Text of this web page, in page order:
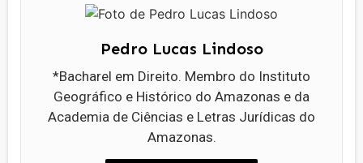
Pedro Lucas Lindoso
*Bacharel em Direito. Membro do Instituto
Geográfico e Histórico do Amazonas e da
Academia de Ciências e Letras Jurídicas do
Amazonas.